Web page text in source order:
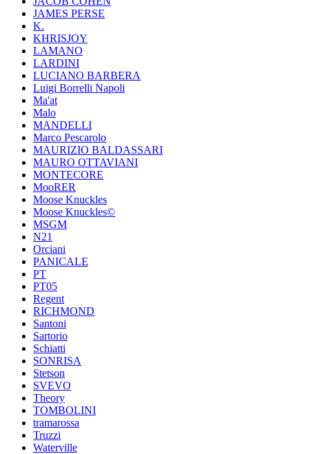
JAMES PERSE
K.
KHRISJOY
LAMANO
LARDINI
LUCIANO BARBERA
Luigi Borrelli Napoli
Ma'at
Malo
MANDELLI
Marco Pescarolo
MAURIZIO BALDASSARI
MAURO OTTAVIANI
MONTECORE
MooRER
Moose Knuckles
Moose Knuckles©️
MSGM
N21
Orciani
PANICALE
PT
PT05
Regent
RICHMOND
Santoni
Sartorio
Schiatti
SONRISA
Stetson
SVEVO
Theory
TOMBOLINI
tramarossa
Truzzi
Waterville